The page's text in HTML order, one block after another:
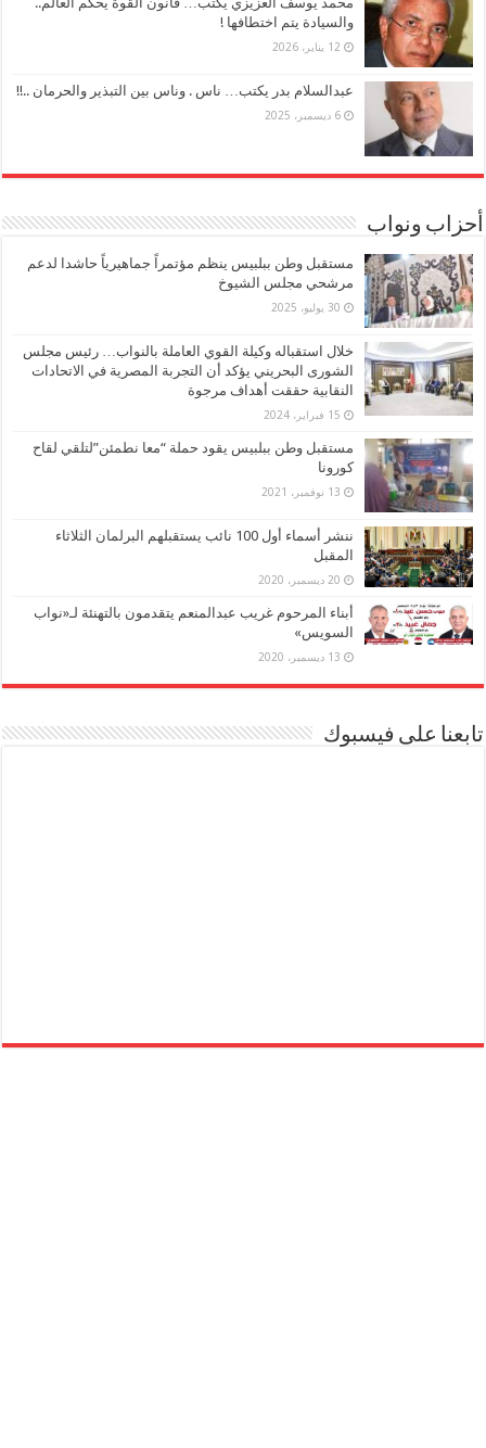
والسيادة يتم اختطافها !
12 يناير، 2026
عبدالسلام بدر يكتب… ناس . وناس بين التبذير والحرمان ..!!
6 ديسمبر، 2025
أحزاب ونواب
مستقبل وطن ببلبيس ينظم مؤتمراً جماهيرياً حاشدا لدعم
مرشحي مجلس الشيوخ
30 يوليو، 2025
خلال استقباله وكيلة القوي العاملة بالنواب… رئيس مجلس
الشورى البحريني يؤكد أن التجربة المصرية في الاتحادات
النقابية حققت أهداف مرجوة
15 فبراير، 2024
مستقبل وطن ببلبيس يقود حملة “معا نطمئن”لتلقي لقاح
كورونا
13 نوفمبر، 2021
ننشر أسماء أول 100 نائب يستقبلهم البرلمان الثلاثاء
المقبل
20 ديسمبر، 2020
أبناء المرحوم غريب عبدالمنعم يتقدمون بالتهنئة لـ«نواب
السويس»
13 ديسمبر، 2020
تابعنا على فيسبوك